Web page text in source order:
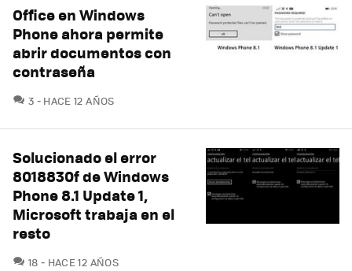
Office en Windows
Phone ahora permite
abrir documentos con
contraseña
3 COMENTARIOS
HACE 12 AÑOS
Solucionado el error
8018830f de Windows
Phone 8.1 Update 1,
Microsoft trabaja en el
resto
18 COMENTARIOS
HACE 12 AÑOS